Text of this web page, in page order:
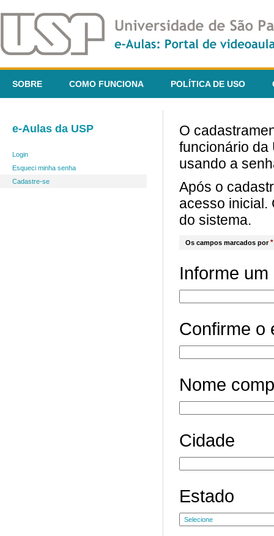
SOBRE COMO FUNCIONA POLÍTICA DE USO
e-Aulas da USP
Login
Esqueci minha senha
Cadastre-se
O
funcionário da
usando a
Após o
acesso inicial.
do sistema.
Os campos marcados por*
Informe
Confirme o
Nome
Cidade
Estado